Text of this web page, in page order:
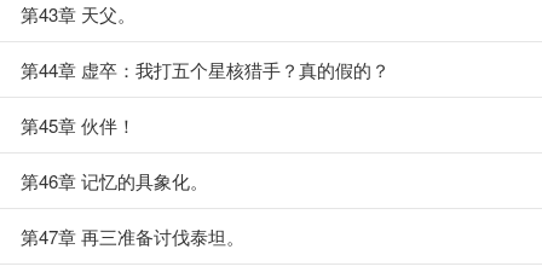
第43章 天父。
第44章 虚卒：我打五个星核猎手？真的假的？
第45章 伙伴！
第46章 记忆的具象化。
第47章 再三准备讨伐泰坦。